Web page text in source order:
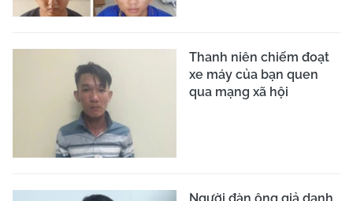
Thanh niên chiếm đoạt
xe máy của bạn quen
qua mạng xã hội